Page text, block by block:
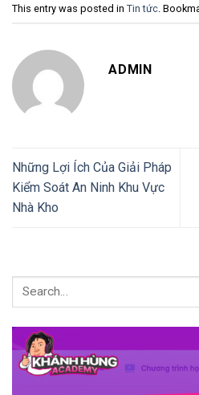
This entry was posted in Tin tức .
ADMIN
Những Lợi Ích Của Giải Pháp
Kiểm Soát An Ninh Khu Vực
Nhà Kho